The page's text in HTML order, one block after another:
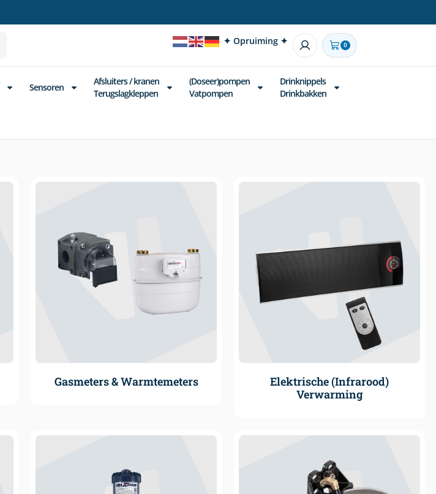
✦ Opruiming ✦ 0
Sensoren
Afsluiters / kranen
Terugslagkleppen
(Doseer)pompen
Vatpompen
Drinknippels
Drinkbakken
Gasmeters & Warmtemeters
Elektrische (Infrarood)
Verwarming